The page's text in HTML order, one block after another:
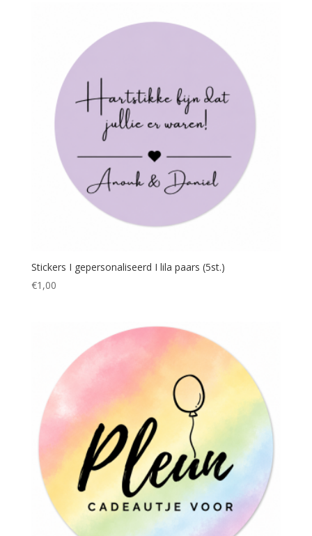
Stickers I gepersonaliseerd I lila paars (5st.)
€1,00